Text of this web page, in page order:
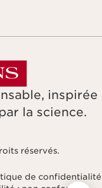
inspirée
la science.
réservés.
de confidentialité